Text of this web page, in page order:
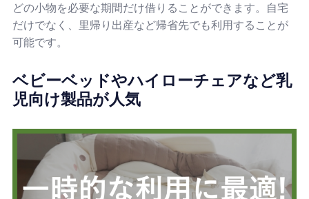
どの小物を必要な期間だけ借りることができます。自宅
だけでなく、里帰り出産など帰省先でも利用することが
可能です。
ベビーベッドやハイローチェアなど乳
児向け製品が人気